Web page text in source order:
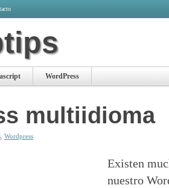
WordPress
multiidioma
Wordpress
Existen
nuestro